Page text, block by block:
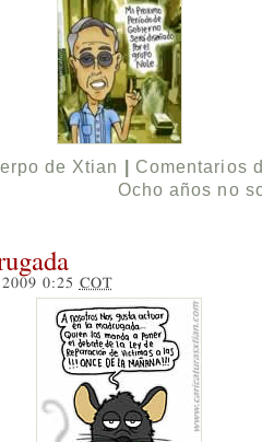
de Xtian
Comentarios
Ocho años no
0:25 COT